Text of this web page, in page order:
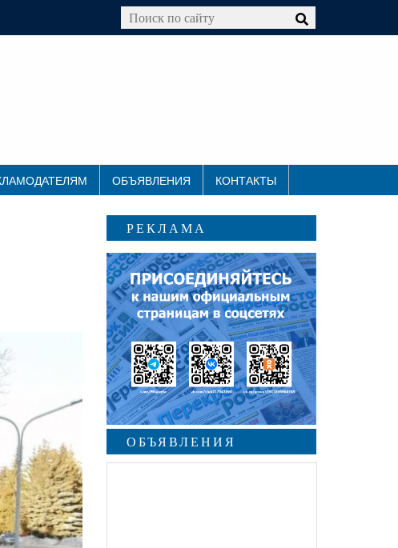
ОБЪЯВЛЕНИЯ КОНТАКТЫ
РЕКЛАМА
ОБЪЯВЛЕНИЯ